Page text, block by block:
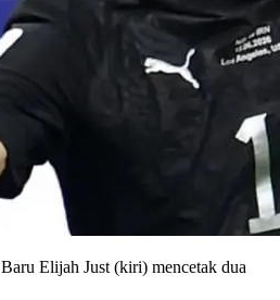
Elijah Just (kiri) mencetak dua